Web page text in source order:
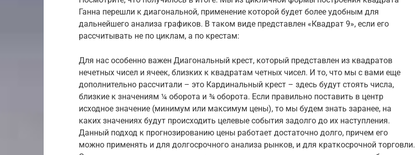
Ганна перешли к диагональной, применение которой будет более удобным для
дальнейшего анализа графиков. В таком виде представлен «Квадрат 9», если его
рассчитывать не по циклам, а по крестам:
Для нас особенно важен Диагональный крест, который представлен из квадратов
нечетных чисел и ячеек, близких к квадратам четных чисел. И то, что мы с вами еще
дополнительно рассчитали – это Кардинальный крест – здесь будут стоять числа,
близкие к значениям ¼ оборота и ¾ оборота. Если правильно поставить в центр
исходное значение (минимум или максимум цены), то мы будем знать заранее, на
каких значениях будут происходить целевые события задолго до их наступления.
Данный подход к прогнозированию цены работает достаточно долго, причем его
можно применять и для долгосрочного анализа рынков, и для краткосрочной торговли.